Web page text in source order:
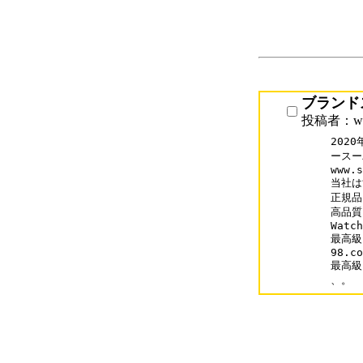
ブラン
投稿者：
2020
ース
当社
正規
高品
最高
最高